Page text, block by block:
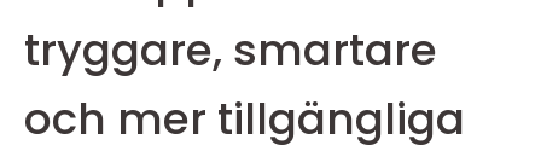
tryggare, smartare
och mer tillgängliga